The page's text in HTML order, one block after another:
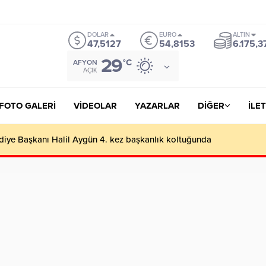
DOLAR
47,5127
EURO
54,8153
ALTIN
AFYON
AÇIK 29°C
FOTO GALERİ VİDEOLAR YAZARLAR DİĞER
iş adamlarını geçip rekortmen oldu